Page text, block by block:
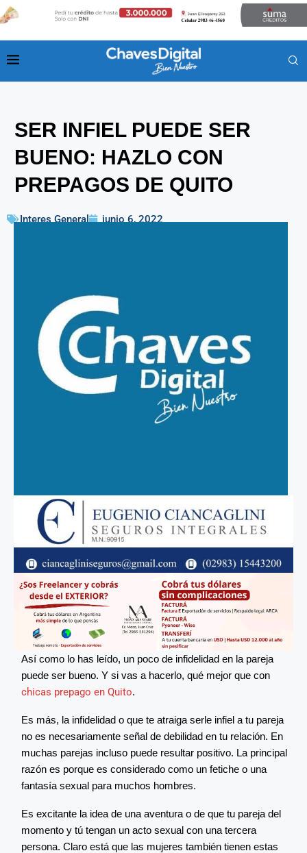
SER INFIEL PUEDE SER
BUENO: HAZLO CON
PREPAGOS DE QUITO
Interes General junio 6, 2022
Así como lo has leído, un poco de infidelidad en la pareja
puede ser bueno. Y si vas a hacerlo, qué mejor que con
chicas prepago en Quito.
Es más, la infidelidad o que te atraiga serle infiel a tu pareja
no es necesariamente señal de debilidad en tu relación. En
muchas parejas incluso puede resultar positivo. La principal
razón es porque es considerado como un fetiche o una
fantasía sexual para muchos hombres.
Es excitante la idea de una aventura o de que tu pareja del
momento y tú tengan un acto sexual con una tercera
persona. Claro está que las mujeres también tienen estas